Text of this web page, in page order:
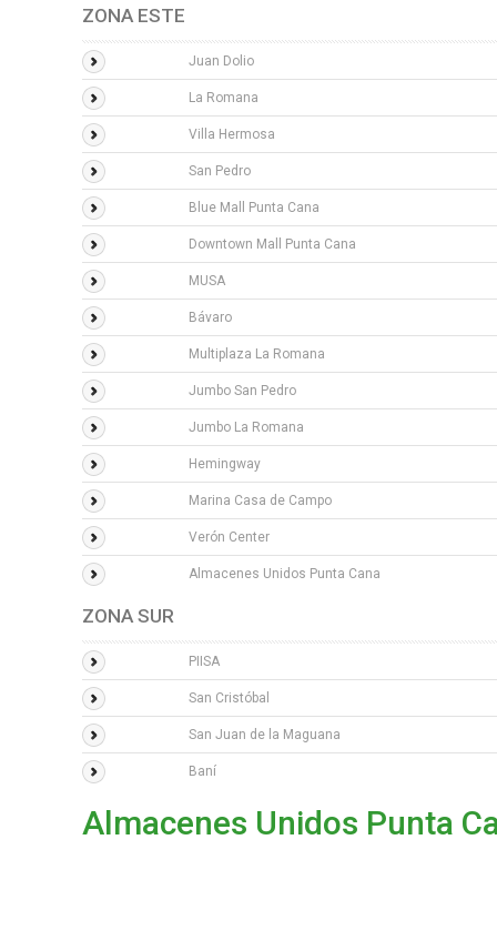
ZONA ESTE
Juan Dolio
La Romana
Villa Hermosa
San Pedro
Blue Mall Punta Cana
Downtown Mall Punta Cana
MUSA
Bávaro
Multiplaza La Romana
Jumbo San Pedro
Jumbo La Romana
Hemingway
Marina Casa de Campo
Verón Center
Almacenes Unidos Punta Cana
ZONA SUR
PIISA
San Cristóbal
San Juan de la Maguana
Baní
Almacenes Unidos Punta